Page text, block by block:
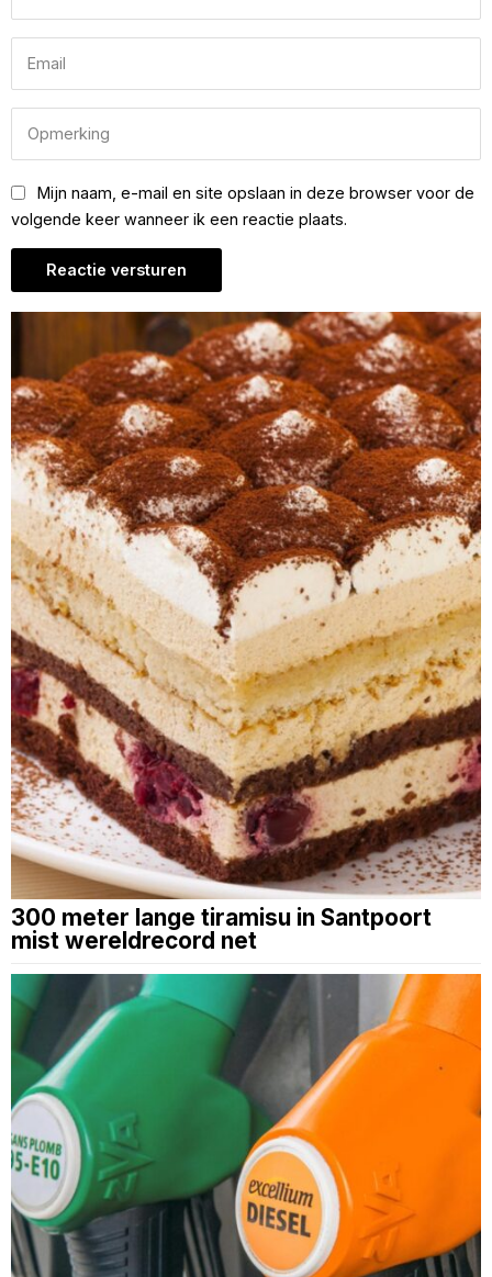
Mijn naam, e-mail en site opslaan in deze browser voor de
volgende keer wanneer ik een reactie plaats.
300 meter lange tiramisu in Santpoort
mist wereldrecord net